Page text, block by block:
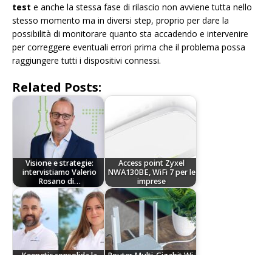
test e anche la stessa fase di rilascio non avviene tutta nello
stesso momento ma in diversi step, proprio per dare la
possibilità di monitorare quanto sta accadendo e intervenire
per correggere eventuali errori prima che il problema possa
raggiungere tutti i dispositivi connessi.
Related Posts:
Visione e strategie:
intervistiamo Valerio
Rosano di…
Access point Zyxel
NWA130BE, WiFi 7 per le
imprese